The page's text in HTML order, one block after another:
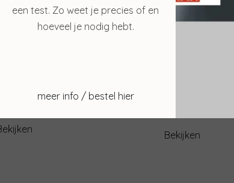
Micropeel
Bekijken
een test. Zo weet je precies of en
hoeveel je nodig hebt.
meer info / bestel hier